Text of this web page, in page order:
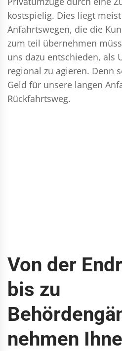
kostspielig. Dies liegt
Anfahrtswegen, die die
zum teil übernehmen
uns dazu entschieden, als
regional zu agieren. Denn
Geld für unsere langen
Rückfahrtsweg.
Von der
bis zu
nehmen